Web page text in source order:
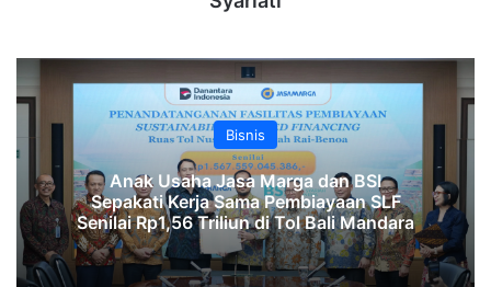
Bisnis
Anak Usaha Jasa Marga dan BSI
Sepakati Kerja Sama Pembiayaan SLF
‎Senilai Rp1,56 Triliun di Tol Bali Mandara‎‎